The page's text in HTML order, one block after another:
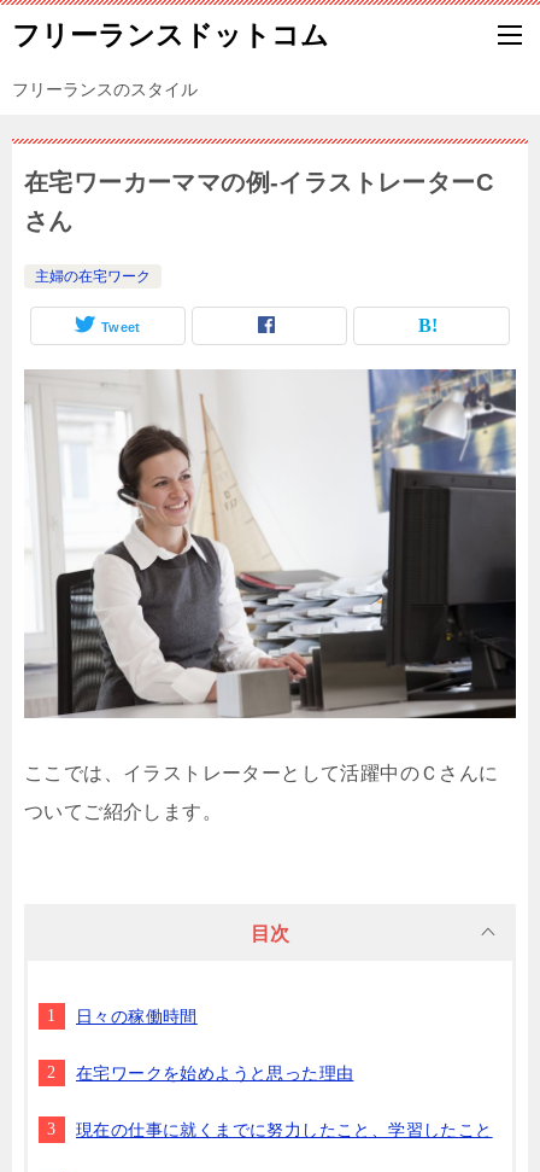
フリーランスドットコム
フリーランスのスタイル
在宅ワーカーママの例-イラストレーターC
さん
主婦の在宅ワーク
Tweet
ここでは、イラストレーターとして活躍中のＣさんに
ついてご紹介します。
目次
日々の稼働時間
在宅ワークを始めようと思った理由
現在の仕事に就くまでに努力したこと、学習したこと